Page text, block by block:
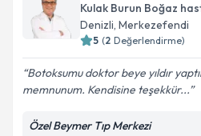
Kulak Burun Boğaz
Denizli, Merkezefendi
5 (2 Değerlendirme)
Botoksumu doktor beye yıldır
memnunum. Kendisine teşekkür...
Özel Beymer Tıp Merkezi